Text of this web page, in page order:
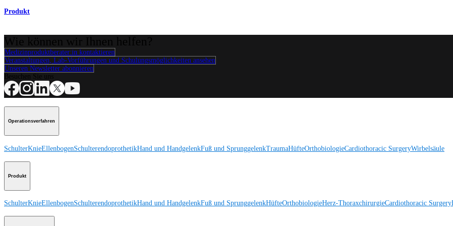
Produkt
Medizinproduktberater:in kontaktieren
Veranstaltungen, Lab-Vorführungen und Schulungsmöglichkeiten ansehen
Unseren Newsletter abonnieren
Operationsverfahren
SchulterKnieEllenbogenSchulterendoprothetikHand und HandgelenkFuß und SprunggelenkTraumaHüfteOrthobiologieCardiothoracic SurgeryWirbelsäule
Produkt
SchulterKnieEllenbogenSchulterendoprothetikHand und HandgelenkFuß und SprunggelenkHüfteOrthobiologieHerz-ThoraxchirurgieCardiothoracic Surgery